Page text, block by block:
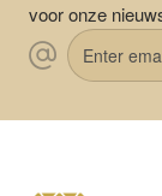
voor onze
Enter
email